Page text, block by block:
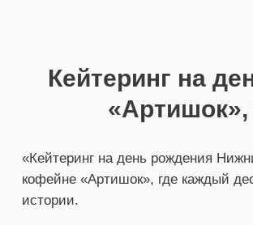
Кейтеринг на
«Кейтеринг на день рождения
кофейне «Артишок», где каждый
истории.